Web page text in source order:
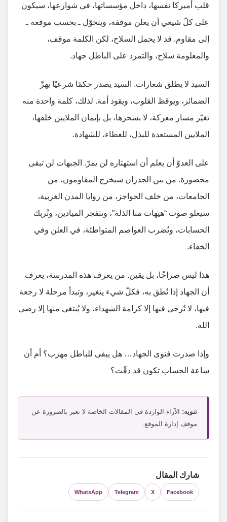
قلب أميركا نفسها، داخل مؤسساتها، في شوارعها، سيكون
على كلّ شيعي أن يعلن موقفه، ويتحوّل ـ بحسب موقعه ـ
إلى مقاوم. قد لا يحمل السلاح، لكن الكلمة موقف،
والمعلومة سلاح، والتمرد على الباطل جهاد.
السيد لا يطلق شعارات. السيد يصدر حكمًا شرعيًا يهزّ
الضمائر، ويوقظ القلوب، ويقود أمة. لذلك، كلمة واحدة منه
تغيّر مسار معركة، لا بسحرها، بل بإيمان الملايين خلفها،
الملايين المستعدة للبذل، للعطاء، للشهادة.
على العدوّ أن يعلم أن استهتاره لن يمرّ. الجبهات لن تبقى
محصورة. من بين الجدران سيخرج المقاومون، من
الجامعات، من خلف الحواجز، من زوايا المدن الغربية،
سيعلو صوت “هيهات منا الذلة”، وتتفجر الميادين، وتُربك
الحسابات، وتُضرب العواصم المتواطئة، في العلن وفي
الخفاء.
هذا ليس صراخًا، بل يقين. من يعرف هذه المدرسة، يعرف
أن الجهاد إذا نُطق به، فكلّ شيء يتغير، وتبدأ مرحلة لا رجعة
فيها، لا تُرجى فيها إلا كرامة الشهداء، ولا يُبتغى منها إلا رضى
الله.
وإذا صدرت فتوى الجهاد… هل يبقى للباطل مهرب؟ أم أن
ساعة الحساب تكون قد دقّت؟
تنويه: الآراء الواردة في المقالات الخاصة لا تعبر بالضرورة عن
موقف إدارة الموقع.
شارك المقال
Facebook
X
Telegram
WhatsApp